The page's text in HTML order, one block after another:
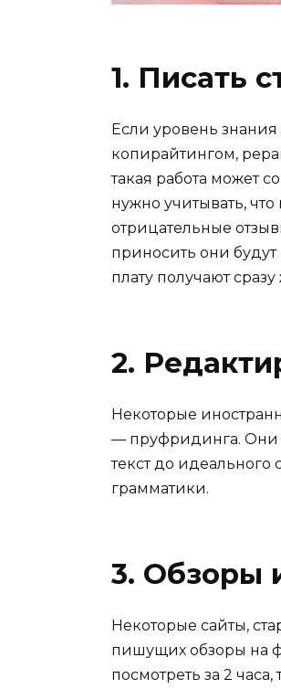
1. Писать
Если уровень знания
копирайтингом,
такая работа может
нужно учитывать, что
отрицательные
приносить они будут
плату получают
2.
Некоторые
— пруфридинга. Они
текст до идеального
грамматики.
3. Обзоры
Некоторые сайты,
пишущих обзоры на
посмотреть за 2